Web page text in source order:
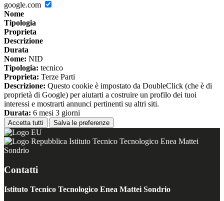
google.com
Nome
Tipologia
Proprieta
Descrizione
Durata
Nome: NID
Tipologia: tecnico
Proprieta: Terze Parti
Descrizione: Questo cookie è impostato da DoubleClick (che è di
proprietà di Google) per aiutarti a costruire un profilo dei tuoi
interessi e mostrarti annunci pertinenti su altri siti.
Durata: 6 mesi 3 giorni
Accetta tutti Salva le preferenze
Istituto Tecnico Tecnologico Enea Mattei
Sondrio
Contatti
Istituto Tecnico Tecnologico Enea Mattei Sondrio